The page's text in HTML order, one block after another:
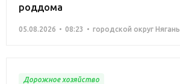
роддома
05.08.2026 08:23 городской округ Нягань
Дорожное хозяйство